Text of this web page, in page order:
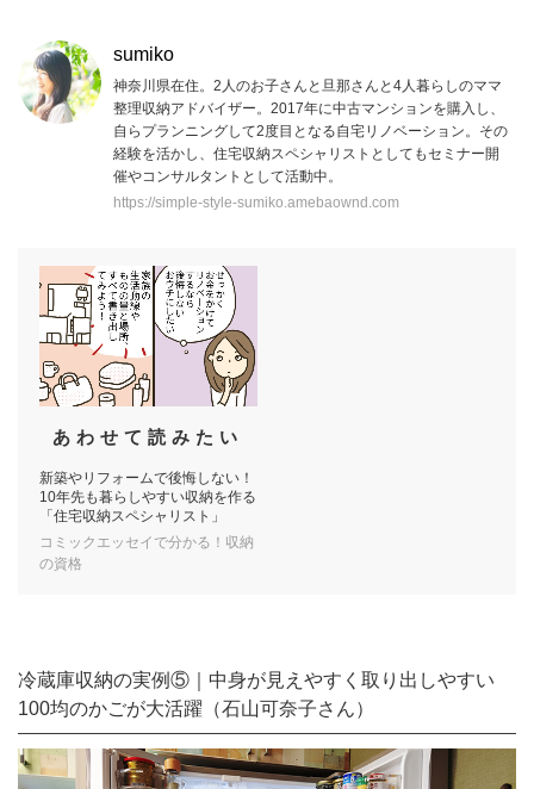
sumiko
神奈川県在住。2人のお子さんと旦那さんと4人暮らしのママ
整理収納アドバイザー。2017年に中古マンションを購入し、
自らプランニングして2度目となる自宅リノベーション。その
経験を活かし、住宅収納スペシャリストとしてもセミナー開
催やコンサルタントとして活動中。
https://simple-style-sumiko.amebaownd.com
あわせて読みたい
新築やリフォームで後悔しない！
10年先も暮らしやすい収納を作る
「住宅収納スペシャリスト」
コミックエッセイで分かる！収納
の資格
冷蔵庫収納の実例⑤｜中身が見えやすく取り出しやすい
100均のかごが大活躍（石山可奈子さん）